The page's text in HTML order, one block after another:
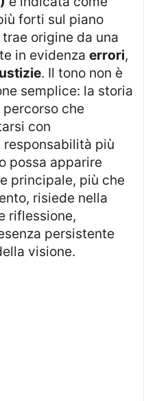
forti sul piano
origine da una
in evidenzaerrori,
. Il tono non è
semplice: la storia
che
con
responsabilità più
possa apparire
principale, più che
risiede nella
riflessione,
persistente
visione.